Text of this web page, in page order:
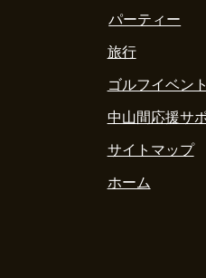
パーティー
旅行
ゴルフイベント
中山間応援サ
サイトマップ
ホーム